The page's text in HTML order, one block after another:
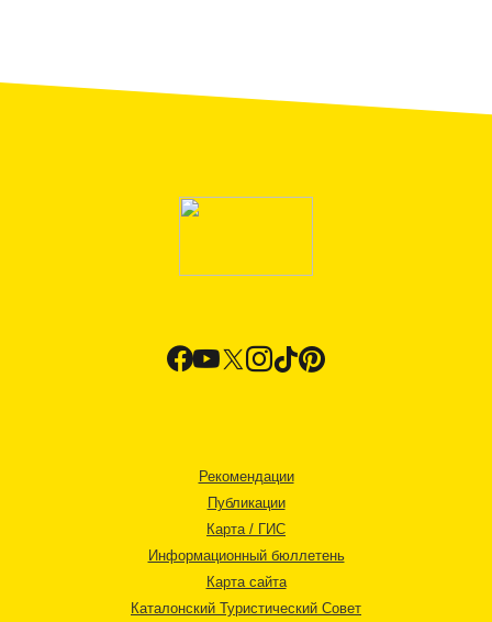
Рекомендации
Публикации
Карта / ГИС
Информационный бюллетень
Карта сайта
Каталонский Туристический Совет